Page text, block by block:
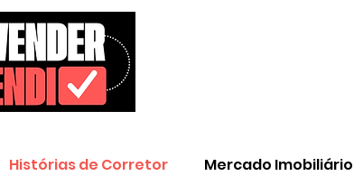
Histórias de Corretor Mercado Imobiliário